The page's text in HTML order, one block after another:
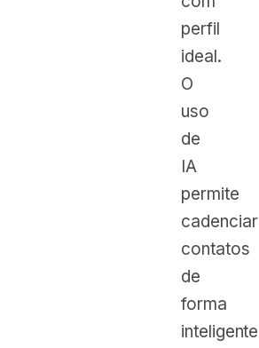
perfil
ideal.
O
uso
de
IA
permite
cadenciar
contatos
de
forma
inteligente